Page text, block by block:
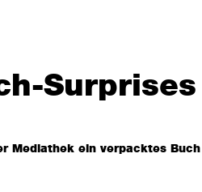
Surprises
Mediathek ein verpacktes